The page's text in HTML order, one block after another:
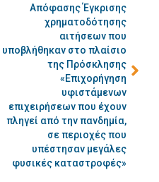
Απόφασης Έγκρισης
χρηματοδότησης
αιτήσεων που
υποβλήθηκαν στο πλαίσιο
της Πρόσκλησης
«Επιχορήγηση
υφιστάμενων
επιχειρήσεων που έχουν
πληγεί από την πανδημία,
σε περιοχές που
υπέστησαν μεγάλες
φυσικές καταστροφές»